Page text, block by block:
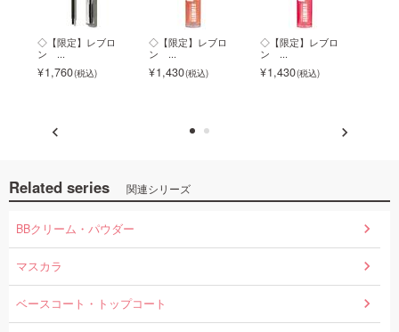
◇【限定】レブロ
ン ...
1,760
◇【限定】レブロ
ン ...
1,430
◇【限定】レブロ
ン ...
1,430
Related series 関連シリーズ
BBクリーム・パウダー
マスカラ
ベースコート・トップコート